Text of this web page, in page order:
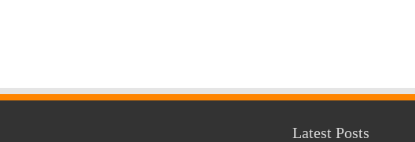
Latest Posts